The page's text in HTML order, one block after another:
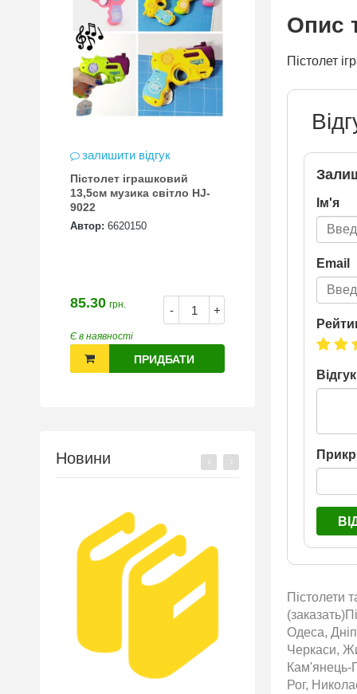
залишити відгук
Пістолет іграшковий
13,5см музика світло HJ-
9022
Автор: 6620150
- +
85.30 грн.
Є в наявності
ПРИДБАТИ
Новини
Опис
Пістолет
Ім'я
Email
Відгук
Пістолети
Одеса,
Черкаси,
Кам'янець-
Рог,